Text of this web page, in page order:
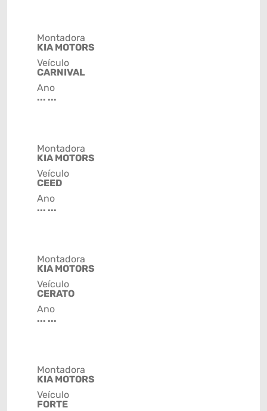
Montadora
KIA MOTORS
Veículo
CARNIVAL
Ano
... ...
Montadora
KIA MOTORS
Veículo
CEED
Ano
... ...
Montadora
KIA MOTORS
Veículo
CERATO
Ano
... ...
Montadora
KIA MOTORS
Veículo
FORTE